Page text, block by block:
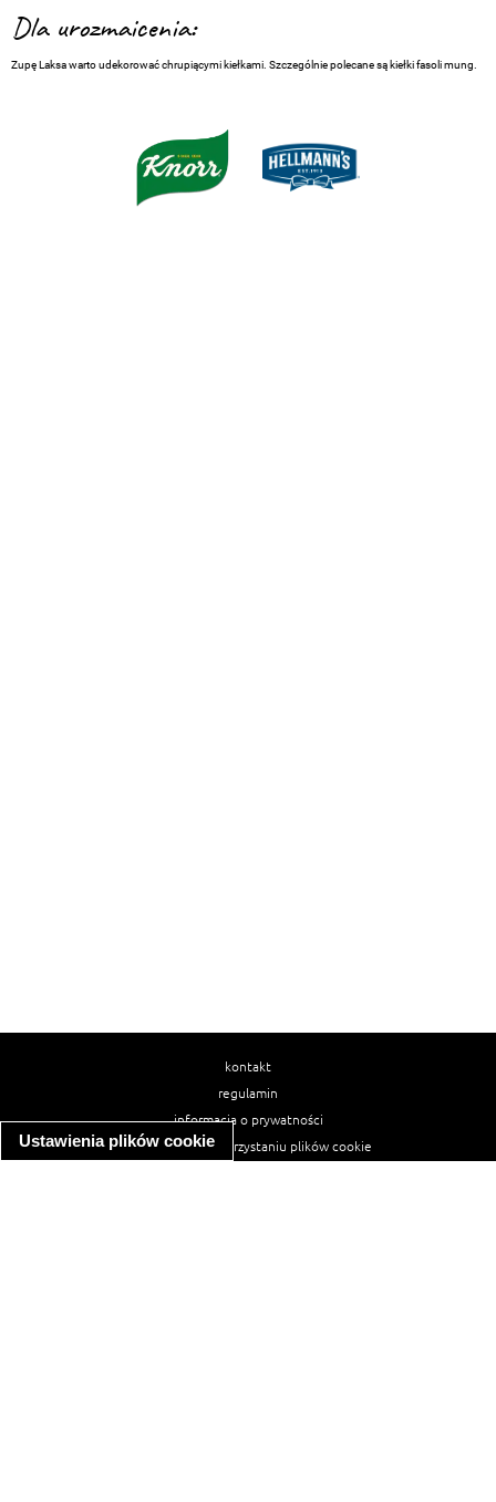
Ustawienia plików cookie
Dla urozmaicenia:
Zupę Laksa warto udekorować chrupiącymi kiełkami. Szczególnie polecane są kiełki fasoli mung.
kontakt
regulamin
informacja o prywatności
informacja o wykorzystaniu plików cookie